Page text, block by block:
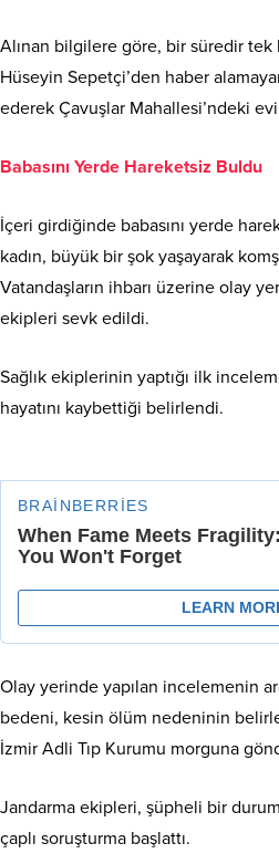
Alınan bilgilere göre, bir süredir tek
Hüseyin Sepetçi’den haber
ederek Çavuşlar Mahallesi’ndeki
Babasını Yerde Hareketsiz Buldu
İçeri girdiğinde babasını yerde
kadın, büyük bir şok yaşayarak
Vatandaşların ihbarı üzerine olay
ekipleri sevk edildi.
Sağlık ekiplerinin yaptığı ilk
hayatını kaybettiği belirlendi.
Olay yerinde yapılan incelemenin
bedeni, kesin ölüm nedeninin
İzmir Adli Tıp Kurumu morguna
Jandarma ekipleri, şüpheli bir
çaplı soruşturma başlattı.